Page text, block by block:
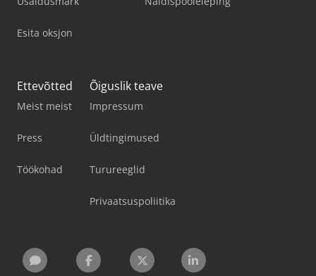
Esita oksjon
Ettevõtted
Meist meist
Press
Töökohad
Õiguslik teave
Impressum
Üldtingimused
Turureeglid
Privaatsuspoliitika